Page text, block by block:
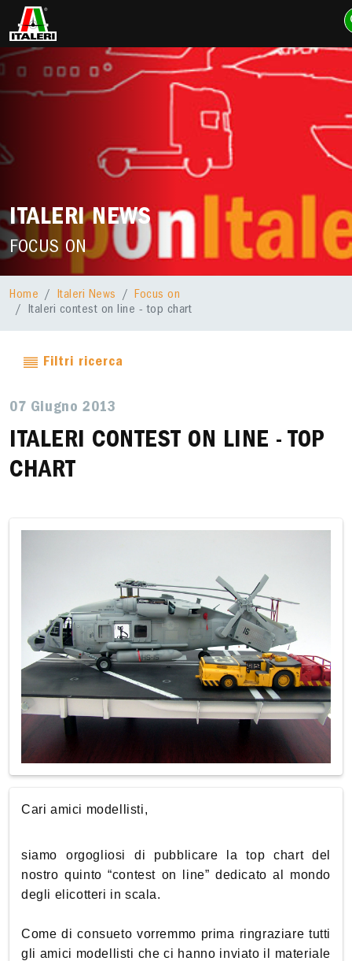
ITALERI NEWS
FOCUS ON
Home Italeri News
Focus on
Italeri contest on line - top chart
Filtri ricerca
07 Giugno 2013
ITALERI CONTEST ON LINE - TOP
CHART
Cari amici modellisti,
siamo orgogliosi di pubblicare la top chart del
nostro quinto “contest on line” dedicato al mondo
degli elicotteri in scala.
Come di consueto vorremmo prima ringraziare tutti
gli amici modellisti che ci hanno inviato il materiale